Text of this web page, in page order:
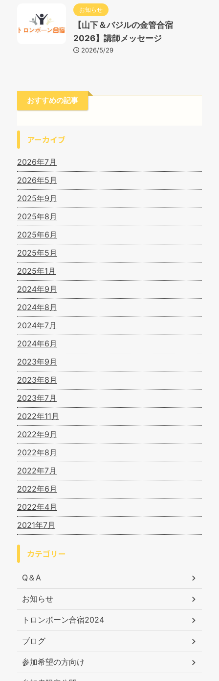
お知らせ
【山下＆バジルの金管合宿
2026】講師メッセージ
2026/5/29
おすすめの記事
アーカイブ
2026年7月
2026年5月
2025年9月
2025年8月
2025年6月
2025年5月
2025年1月
2024年9月
2024年8月
2024年7月
2024年6月
2023年9月
2023年8月
2023年7月
2022年11月
2022年9月
2022年8月
2022年7月
2022年6月
2022年4月
2021年7月
カテゴリー
Q＆A
お知らせ
トロンボーン合宿2024
ブログ
参加希望の方向け